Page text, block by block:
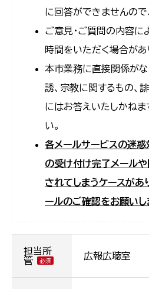
に回答ができませんので
ご意見・ご質問の内容に
時間をいただく場合があ
本市業務に直接関係が
誘、宗教に関するもの、
にはお答えいたしかねま
い。
各メールサービスの迷惑
の受け付け完了メール
されてしまうケースがあ
ールのご確認をお願いし
担当所
管
広報広聴室